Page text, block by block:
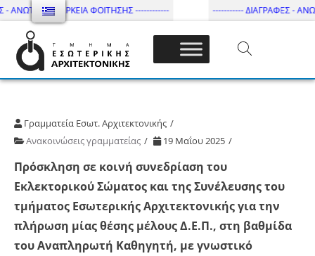
ΑΝΩΤΑΤΗ ΔΙΑΡΚΕΙΑ ΦΟΙΤΗΣΗΣ ------------ ----------- ΔΙΑΓΡΑΦΕΣ -
Τμήμα Εσωτ. Αρχιτεκτονικής – ΔΙ.ΠΑ.Ε
Γραμματεία Εσωτ. Αρχιτεκτονικής
Ανακοινώσεις γραμματείας
19 Μαΐου 2025
Πρόσκληση σε κοινή συνεδρίαση του
Εκλεκτορικού Σώματος και της Συνέλευσης του
τμήματος Εσωτερικής Αρχιτεκτονικής για την
πλήρωση μίας θέσης μέλους Δ.Ε.Π., στη βαθμίδα
του Αναπληρωτή Καθηγητή, με γνωστικό